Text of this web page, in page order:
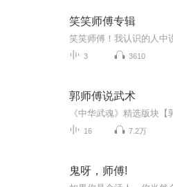
笑笑师傅专辑
3 3610
郭师傅说武术
16 7.2万
鬼呀，师傅!